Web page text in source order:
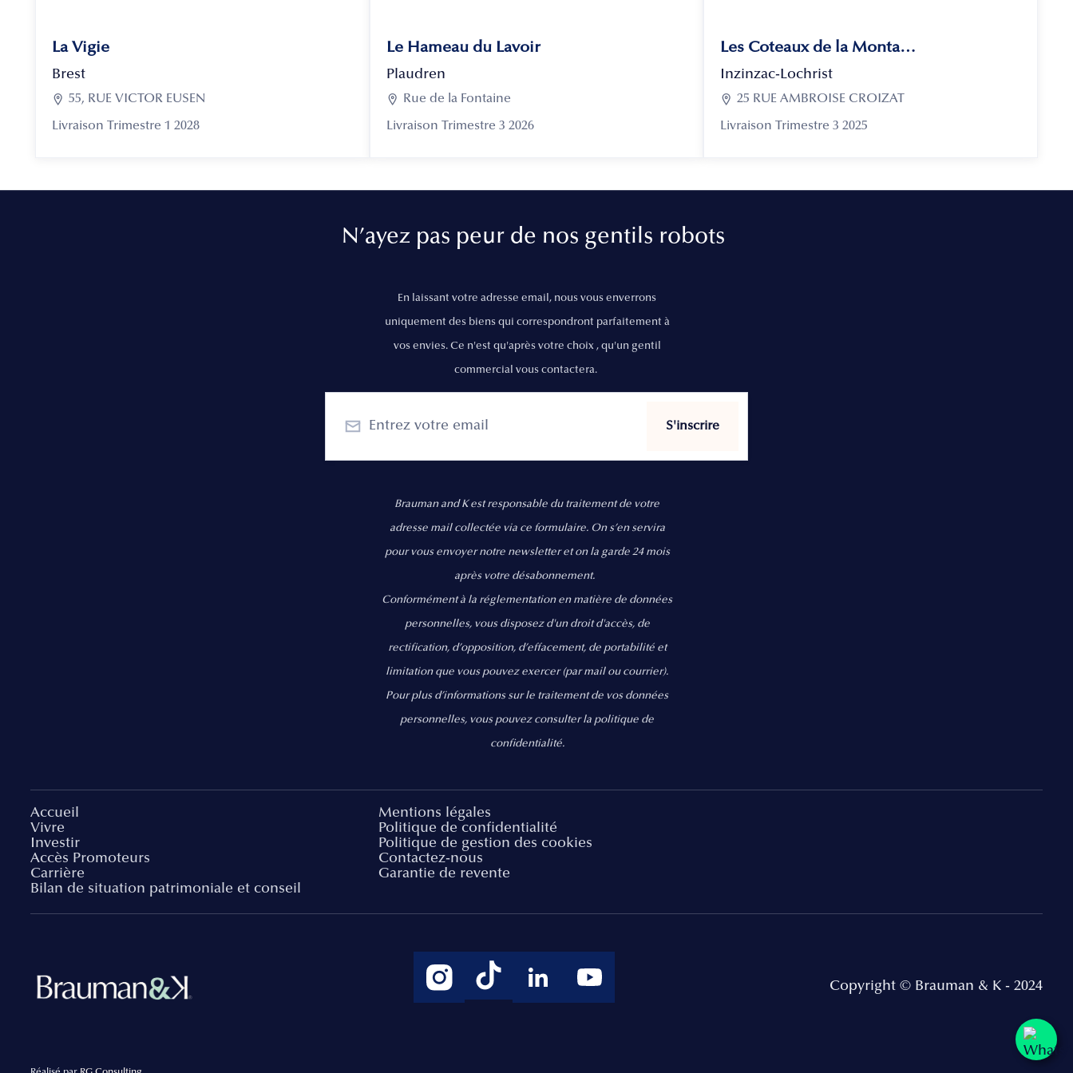
La Vigie
Brest
 55, RUE VICTOR EUSEN
Livraison Trimestre 1 2028
Le Hameau du Lavoir
Plaudren
 Rue de la Fontaine
Livraison Trimestre 3 2026
Les Coteaux de la Montagne
Inzinzac-Lochrist
 25 RUE AMBROISE CROIZAT
Livraison Trimestre 3 2025
N’ayez pas peur de nos gentils robots
En laissant votre adresse email, nous vous enverrons
uniquement des biens qui correspondront parfaitement à
vos envies. Ce n'est qu'après votre choix , qu'un gentil
commercial vous contactera.
Brauman and K est responsable du traitement de votre
adresse mail collectée via ce formulaire. On s’en servira
pour vous envoyer notre newsletter et on la garde 24 mois
après votre désabonnement.
Conformément à la réglementation en matière de données
personnelles, vous disposez d'un droit d'accès, de
rectification, d’opposition, d’effacement, de portabilité et
limitation que vous pouvez exercer(par mail ou courrier).
Pour plus d’informations sur le traitement de vos données
personnelles, vous pouvez consulter la politique de
confidentialité.
Accueil
Vivre
Investir
Accès Promoteurs
Carrière
Bilan de situation patrimoniale et conseil
Mentions légales
Politique de confidentialité
Politique de gestion des cookies
Contactez-nous
Garantie de revente
Copyright © Brauman & K - 2024